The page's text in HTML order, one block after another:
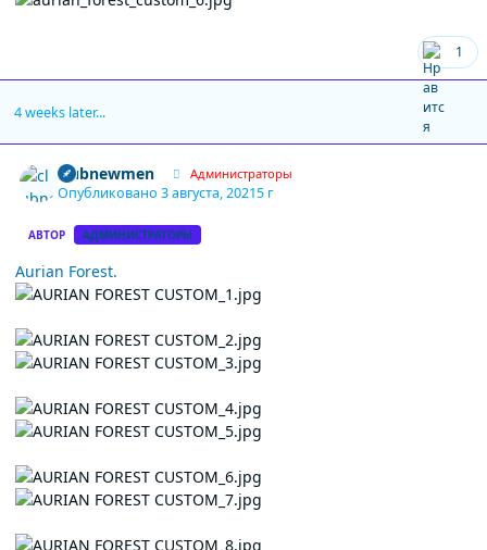
1
4 weeks later...
clubnewmen Администраторы
Опубликовано3 августа, 20215 г
АВТОР АДМИНИСТРАТОРЫ
Aurian Forest.